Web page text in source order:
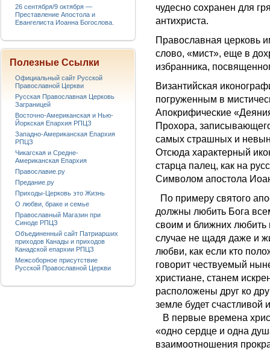
чудесно сохранен для
антихриста.
Православная церковь
слово, «мист», еще в
избранника,
Византийская
погруженным в
Апокрифические
Прохора,
самых страшных и
Отсюда характерный
старца палец, как на
Символом апостола
По примеру святого
должны любить Бога
своим и ближних любить
случае не щадя даже и
любви, как если кто
говорит чествуемый
христиане, станем
расположены друг ко
земле будет счастливой
В первые времена
«одно сердце и одна
взаимоотношения
26 сентября/9 октября —
Преставление Апостола и
Евангелиста Иоанна Богослова.
Полезные Ссылки
Официальный сайт Русской
Православной Церкви
Русская Православная Церковь
Заграницей
Восточно-Американская и Нью-
Йоркская Епархия РПЦЗ
Западно-Американская Епархия
РПЦЗ
Чикагская и Средне-
Американская Епархия
Православие.ру
Предание.ру
Приходы-Церковь это Жизнь
О любви, браке и семье
Православный Магазин при
Синоде РПЦЗ
Объединенный сайт Патриарших
приходов Канады и приходов
Канадской епархии РПЦЗ
Межсоборное присутствие
Русской Православной Церкви